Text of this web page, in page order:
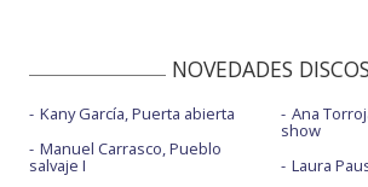
NOVEDADES DISCOS
Kany García, Puerta abierta
Manuel Carrasco, Pueblo
salvaje I
Ana
show
Laura